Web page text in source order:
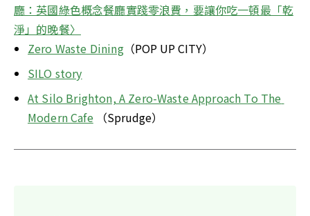
廳：英國綠色概念餐廳實踐零浪費，要讓你吃一頓最「乾
淨」的晚餐〉
Zero Waste Dining（POP UP CITY）
SILO story
At Silo Brighton, A Zero-Waste Approach To The
Modern Cafe （Sprudge）